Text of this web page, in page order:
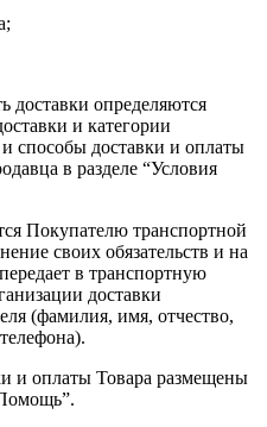
доставки определяются
и категории
и способы доставки и оплаты
в разделе “Условия
Покупателю транспортной
своих обязательств и на
в транспортную
доставки
(фамилия, имя, отчество,
и оплаты Товара размещены